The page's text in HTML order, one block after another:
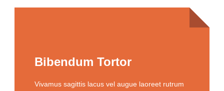
Bibendum Tortor
Vivamus sagittis lacus vel augue laoreet rutrum